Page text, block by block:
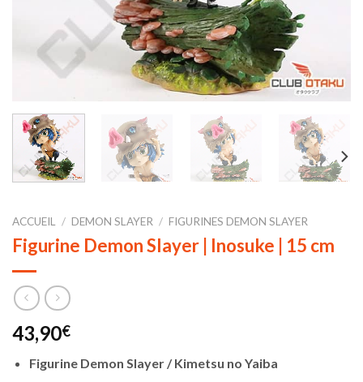
ACCUEIL / DEMON SLAYER / FIGURINES DEMON SLAYER
Figurine Demon Slayer | Inosuke | 15 cm
43,90€
Figurine Demon Slayer / Kimetsu no Yaiba